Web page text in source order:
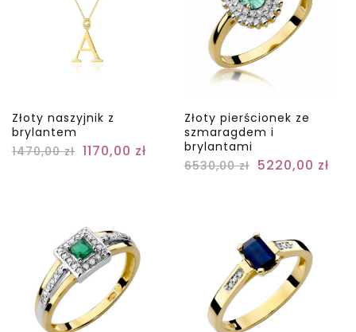
Złoty naszyjnik z
brylantem
1470,00zł 1170,00 zł
Złoty pierścionek ze
szmaragdem i
brylantami
6530,00zł 5220,00 zł